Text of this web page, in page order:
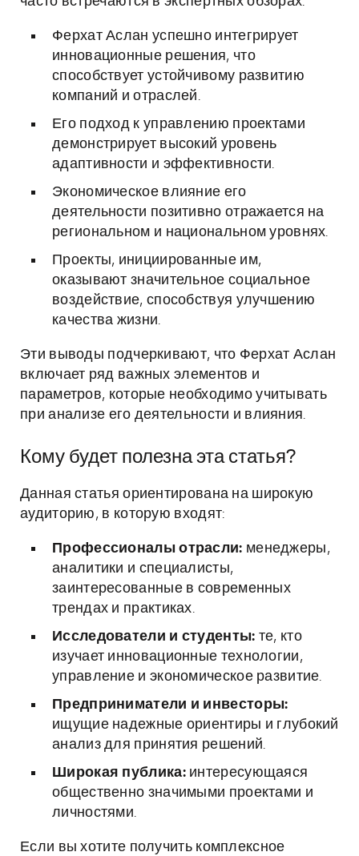
Ферхат Аслан успешно интегрирует
инновационные решения, что
способствует устойчивому развитию
компаний и отраслей.
Его подход к управлению проектами
демонстрирует высокий уровень
адаптивности и эффективности.
Экономическое влияние его
деятельности позитивно отражается на
региональном и национальном уровнях.
Проекты, инициированные им,
оказывают значительное социальное
воздействие, способствуя улучшению
качества жизни.
Эти выводы подчеркивают, что Ферхат Аслан
включает ряд важных элементов и
параметров, которые необходимо учитывать
при анализе его деятельности и влияния.
Кому будет полезна эта статья?
Данная статья ориентирована на широкую
аудиторию, в которую входят:
Профессионалы отрасли: менеджеры,
аналитики и специалисты,
заинтересованные в современных
трендах и практиках.
Исследователи и студенты: те, кто
изучает инновационные технологии,
управление и экономическое развитие.
Предприниматели и инвесторы:
ищущие надежные ориентиры и глубокий
анализ для принятия решений.
Широкая публика:интересующаяся
общественно значимыми проектами и
личностями.
Если вы хотите получить комплексное